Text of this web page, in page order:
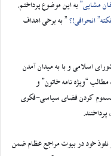
مشایی” به این موضوع پرداختم.
انحرافی!؟ ” به برخی اهداف
اسلامی و با به میدان آمدن
مطالب “ویژه نامه خاتون” و
مسموم کردن فضای سیاسی-فکری
و نفوذ خود در بیوت مراجع عظام ضمن